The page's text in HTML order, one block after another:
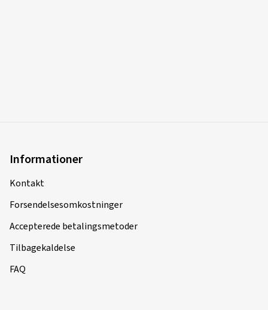
Informationer
Kontakt
Forsendelsesomkostninger
Accepterede betalingsmetoder
Tilbagekaldelse
FAQ